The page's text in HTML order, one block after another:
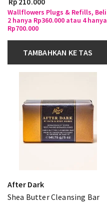
Wallflowers Plugs & Refills, Beli
2 hanya Rp360.000 atau 4 hanya
Rp700.000
TAMBAHKAN KE TAS
After Dark
Shea Butter Cleansing Bar